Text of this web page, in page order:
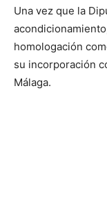
Una vez que la
homologación
su incorporación
Málaga.